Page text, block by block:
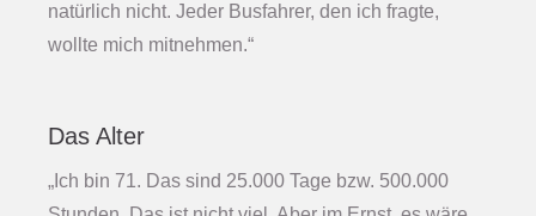
natürlich nicht. Jeder Busfahrer, den ich fragte,
wollte mich mitnehmen.“
Das Alter
„Ich bin 71. Das sind 25.000 Tage bzw. 500.000